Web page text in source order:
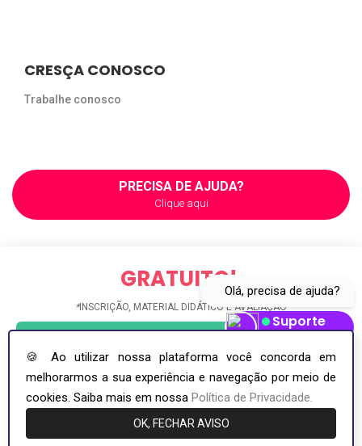
🍪 Ao utilizar nossa plataforma você concorda em
melhorarmos a sua experiência e navegação por meio de
cookies. Saiba mais em nossa Política de Privacidade.
OK, FECHAR AVISO
GRATUITO! *
*INSCRIÇÃO, MATERIAL DIDÁTICO E AVALIAÇÃO
Compartilhe este curso
CRESÇA CONOSCO
Trabalhe conosco
PRECISA DE AJUDA?
Clique aqui
COPYRIGHT ©2026. INCI - INSTITUTO NACIONAL DE APERFEIÇOAMENTO
PROFISSIONAL - CNPJ: 36.692.668/0001-94
Olá, precisa de ajuda?
Suporte